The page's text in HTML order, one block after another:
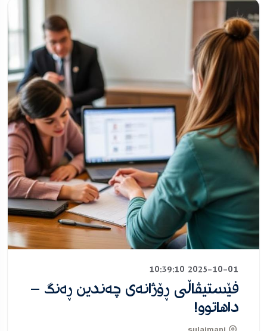
2025-10-01 10:39:10
فێستیڤاڵی ڕۆژانەی چەندین ڕەنگ –
داهاتوو!